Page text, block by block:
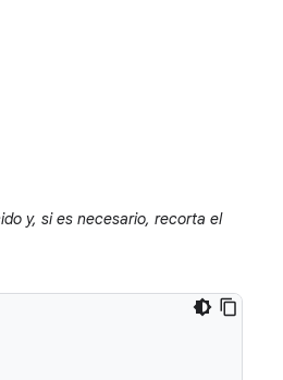
y, si es necesario, recorta el